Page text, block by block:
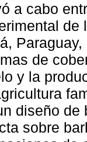
a cabo
de
de
y la
diseño
sobre